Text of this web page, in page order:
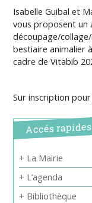
Isabelle Guibal et
vous proposent un
découpage/
bestiaire animalier
cadre de Vitabib
Sur inscription
Accés rapides
+ La Mairie
+ L’agenda
+ Bibliothèque